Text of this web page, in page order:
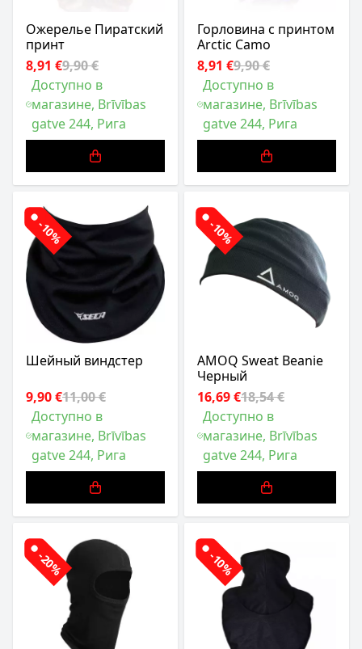
Ожерелье Пиратский
принт
8,91 €9,90 €
Доступно в
магазине, Brīvības
gatve 244, Рига
Горловина с принтом
Arctic Camo
8,91 €9,90 €
Доступно в
магазине, Brīvības
gatve 244, Рига
-10%
Шейный виндстер
9,90 €11,00 €
Доступно в
магазине, Brīvības
gatve 244, Рига
-10%
AMOQ Sweat Beanie
Черный
16,69 €18,54 €
Доступно в
магазине, Brīvības
gatve 244, Рига
-20% -10%